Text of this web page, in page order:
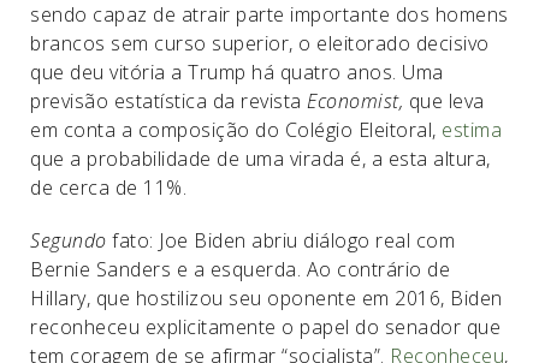
sendo capaz de atrair parte importante dos homens
brancos sem curso superior, o eleitorado decisivo
que deu vitória a Trump há quatro anos. Uma
previsão estatística da revista Economist, que leva
em conta a composição do Colégio Eleitoral, estima
que a probabilidade de uma virada é, a esta altura,
de cerca de 11%.
Segundo fato: Joe Biden abriu diálogo real com
Bernie Sanders e a esquerda. Ao contrário de
Hillary, que hostilizou seu oponente em 2016, Biden
reconheceu explicitamente o papel do senador que
tem coragem de se afirmar “socialista”. Reconheceu,